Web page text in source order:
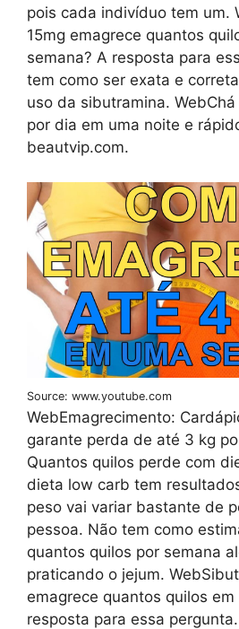
pois cada indivíduo tem um.
15mg emagrece quantos
semana? A resposta para
tem como ser exata e
uso da sibutramina.
por dia em uma noite e
beautvip.com.
Source: www.youtube.com
WebEmagrecimento:
garante perda de até 3 kg
Quantos quilos perde com
dieta low carb tem
peso vai variar bastante de
pessoa. Não tem como
quantos quilos por semana
praticando o jejum.
emagrece quantos quilos
resposta para essa pergunta.